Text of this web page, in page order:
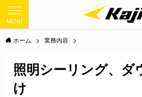
MENU
ホーム 業務内容
照明シーリング、ダ
け